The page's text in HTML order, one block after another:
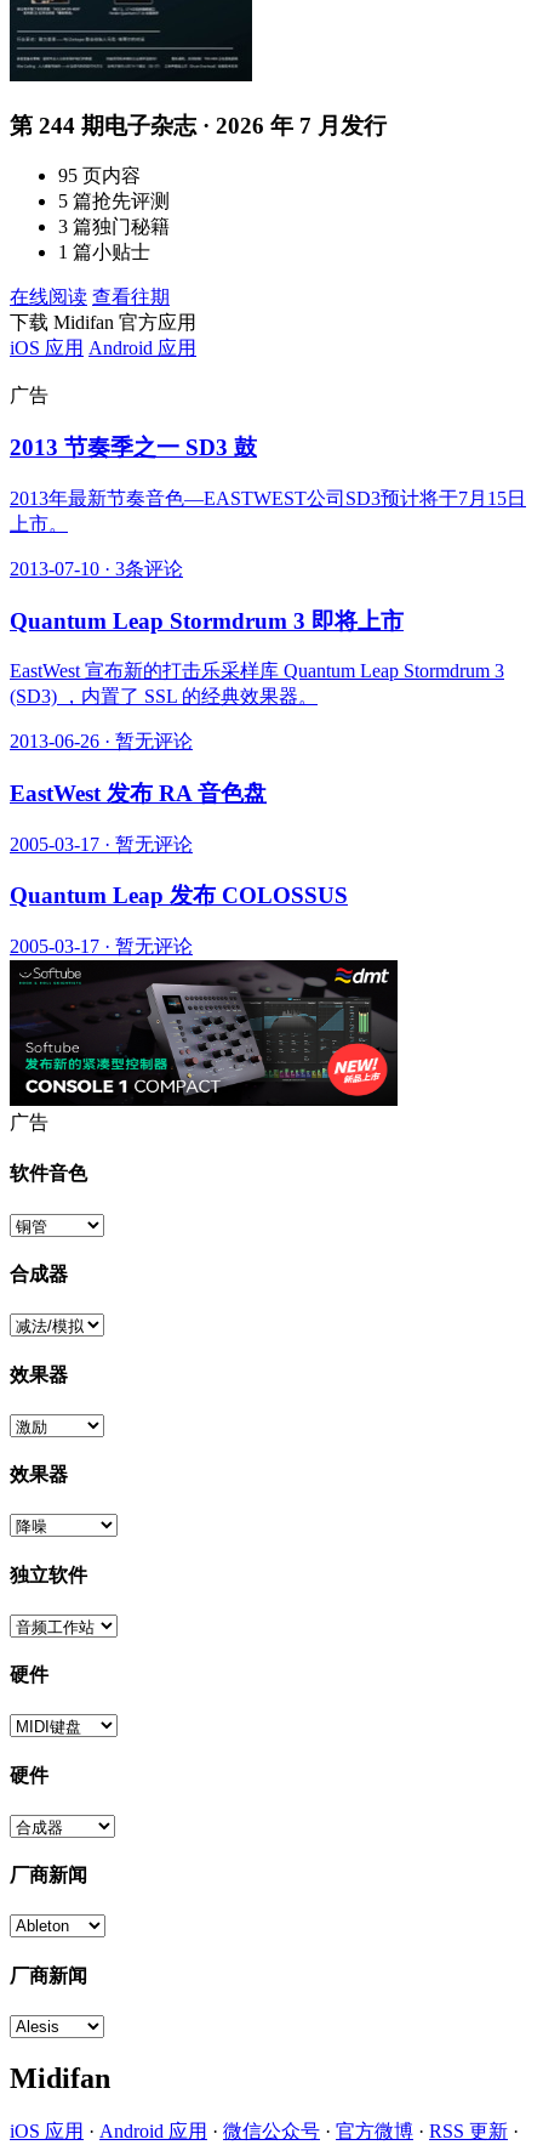
第 244 期电子杂志 · 2026 年 7 月发行
95 页内容
5 篇抢先评测
3 篇独门秘籍
1 篇小贴士
在线阅读 查看往期
下载 Midifan 官方应用
iOS 应用 Android 应用
广告
2013 节奏季之一 SD3 鼓
2013年最新节奏音色—EASTWEST公司SD3预计将于7月15日
上市。
2013-07-10 · 3条评论
Quantum Leap Stormdrum 3 即将上市
EastWest 宣布新的打击乐采样库 Quantum Leap Stormdrum 3
(SD3) ，内置了 SSL 的经典效果器。
2013-06-26 · 暂无评论
EastWest 发布 RA 音色盘
2005-03-17 · 暂无评论
Quantum Leap 发布 COLOSSUS
2005-03-17 · 暂无评论
广告
软件音色
合成器
效果器
效果器
独立软件
硬件
硬件
厂商新闻
厂商新闻
Midifan
iOS 应用 · Android 应用 · 微信公众号 · 官方微博 · RSS 更新 ·